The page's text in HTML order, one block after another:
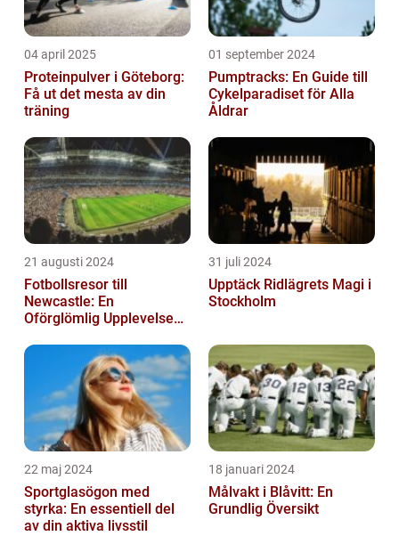
04 april 2025
Proteinpulver i Göteborg:
Få ut det mesta av din
träning
01 september 2024
Pumptracks: En Guide till
Cykelparadiset för Alla
Åldrar
21 augusti 2024
Fotbollsresor till
Newcastle: En
Oförglömlig Upplevelse
31 juli 2024
Upptäck Ridlägrets Magi i
Stockholm
22 maj 2024
Sportglasögon med
styrka: En essentiell del
av din aktiva livsstil
18 januari 2024
Målvakt i Blåvitt: En
Grundlig Översikt